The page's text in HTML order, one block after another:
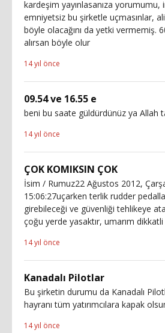
kardeşim yayınlasanıza yorumumu,
emniyetsiz bu şirketle uçmasınlar,
böyle olacağını da yetki vermemiş.
alırsan böyle olur
14 yıl önce
09.54 ve 16.55 e
beni bu saate güldürdünüz ya Allah
14 yıl önce
ÇOK KOMIKSIN ÇOK
İsim / Rumuz22 Ağustos 2012,
15:06:27uçarken terlik rudder
girebileceği ve güvenliği tehlikeye
çoğu yerde yasaktır, umarım
14 yıl önce
Kanadalı Pilotlar
Bu şirketin durumu da Kanadalı
hayranı tüm yatırımcılara kapak
14 yıl önce